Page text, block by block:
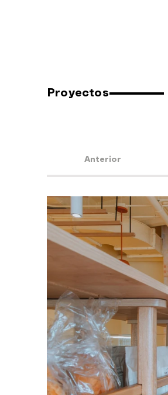
Proyectos
Anterior